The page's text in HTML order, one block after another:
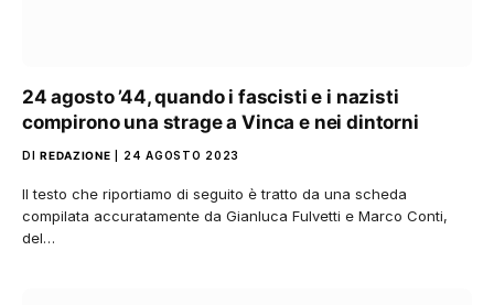
24 agosto ’44, quando i fascisti e i nazisti
compirono una strage a Vinca e nei dintorni
DI REDAZIONE 24 AGOSTO 2023
Il testo che riportiamo di seguito è tratto da una scheda
compilata accuratamente da Gianluca Fulvetti e Marco Conti,
del…